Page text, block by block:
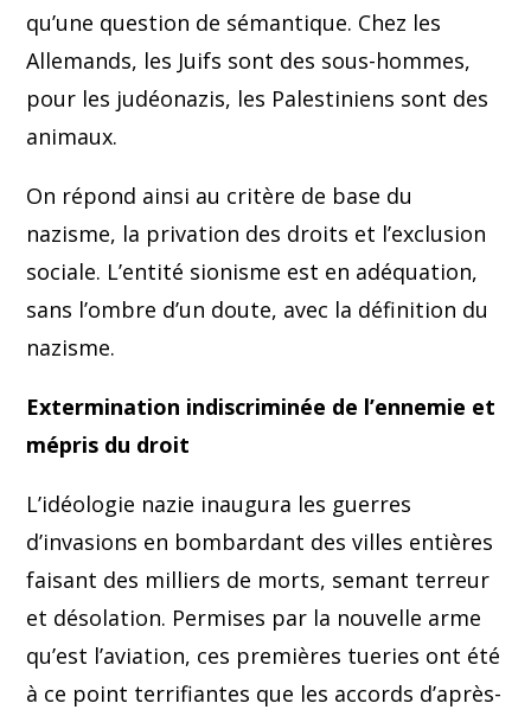
qu’une question de sémantique. Chez les
Allemands, les Juifs sont des sous-hommes,
pour les judéonazis, les Palestiniens sont des
animaux.
On répond ainsi au critère de base du
nazisme, la privation des droits et l’exclusion
sociale. L’entité sionisme est en adéquation,
sans l’ombre d’un doute, avec la définition du
nazisme.
Extermination indiscriminée de l’ennemie et
mépris du droit
L’idéologie nazie inaugura les guerres
d’invasions en bombardant des villes entières
faisant des milliers de morts, semant terreur
et désolation. Permises par la nouvelle arme
qu’est l’aviation, ces premières tueries ont été
à ce point terrifiantes que les accords d’après-